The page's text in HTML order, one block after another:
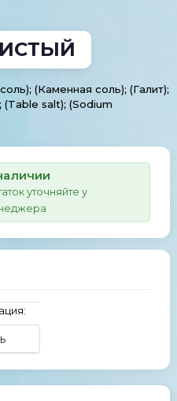
(Каменная соль); (Галит);
(Table salt); (Sodium
уточняйте у